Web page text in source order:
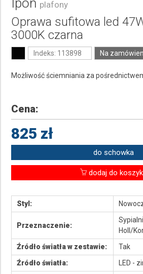
plafony
Oprawa sufitowa led
3000K czarna
Indeks: 113898 Na
Możliwość ściemniania za
Cena:
825 zł
do schowka
dodaj do
Styl:
Przeznaczenie:
Holl/
Źródło światła w zestawie:
Tak
Źródło światła:
LED -